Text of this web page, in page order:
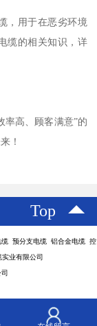
，用于在恶劣环境
缆的相关知识，详
率高、顾客满意”的
！
Top
缆 预分支电缆 铝合金电缆 控
业有限公司